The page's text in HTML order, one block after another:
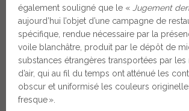
également souligné que le « Jugement
aujourd’hui l’objet d’une campagne de
spécifique, rendue nécessaire par la
voile blanchâtre, produit par le dépôt de
substances étrangères transportées par
d’air, qui au fil du temps ont atténué les
obscur et uniformisé les couleurs
fresque ».